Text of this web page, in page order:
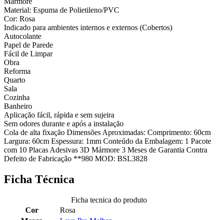
Material: Espuma de Polietileno/PVC
Cor: Rosa
Indicado para ambientes internos e externos (Cobertos)
Autocolante
Papel de Parede
Fácil de Limpar
Obra
Reforma
Quarto
Sala
Cozinha
Banheiro
Aplicação fácil, rápida e sem sujeira
Sem odores durante e após a instalação
Cola de alta fixação Dimensões Aproximadas: Comprimento: 60cm
Largura: 60cm Espessura: 1mm Conteúdo da Embalagem: 1 Pacote
com 10 Placas Adesivas 3D Mármore 3 Meses de Garantia Contra
Defeito de Fabricação **980 MOD: BSL3828
Ficha Técnica
Ficha tecnica do produto
Cor
Rosa